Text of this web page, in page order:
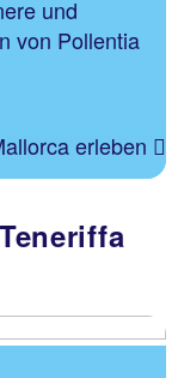
und
von Pollentia
erleben